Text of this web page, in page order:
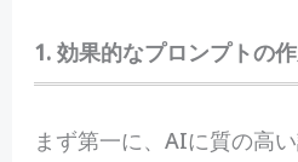
1. 効果的なプロンプトの
まず第一に、AIに質の高